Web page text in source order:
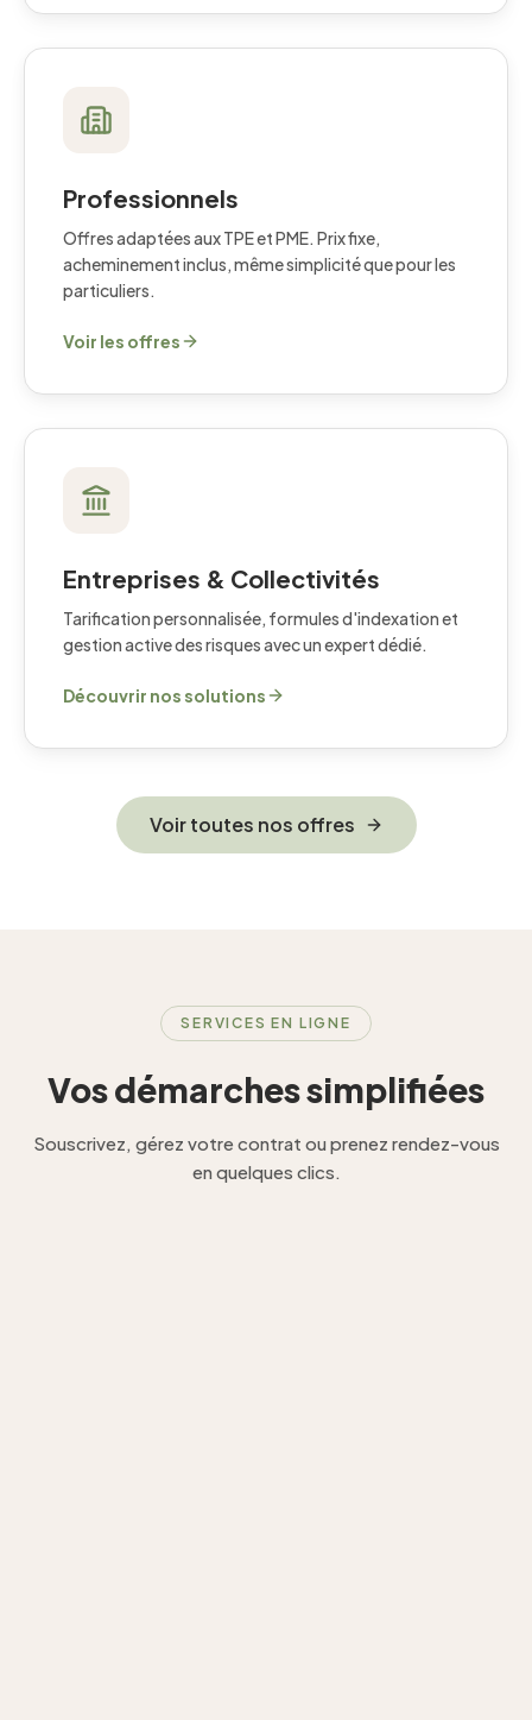
Professionnels
Offres adaptées aux TPE et PME. Prix fixe,
acheminement inclus, même simplicité que pour les
particuliers.
Voir les offres
Entreprises & Collectivités
Tarification personnalisée, formules d'indexation et
gestion active des risques avec un expert dédié.
Découvrir nos solutions
Voir toutes nos offres
SERVICES EN LIGNE
Vos démarches simplifiées
Souscrivez, gérez votre contrat ou prenez rendez-vous
en quelques clics.